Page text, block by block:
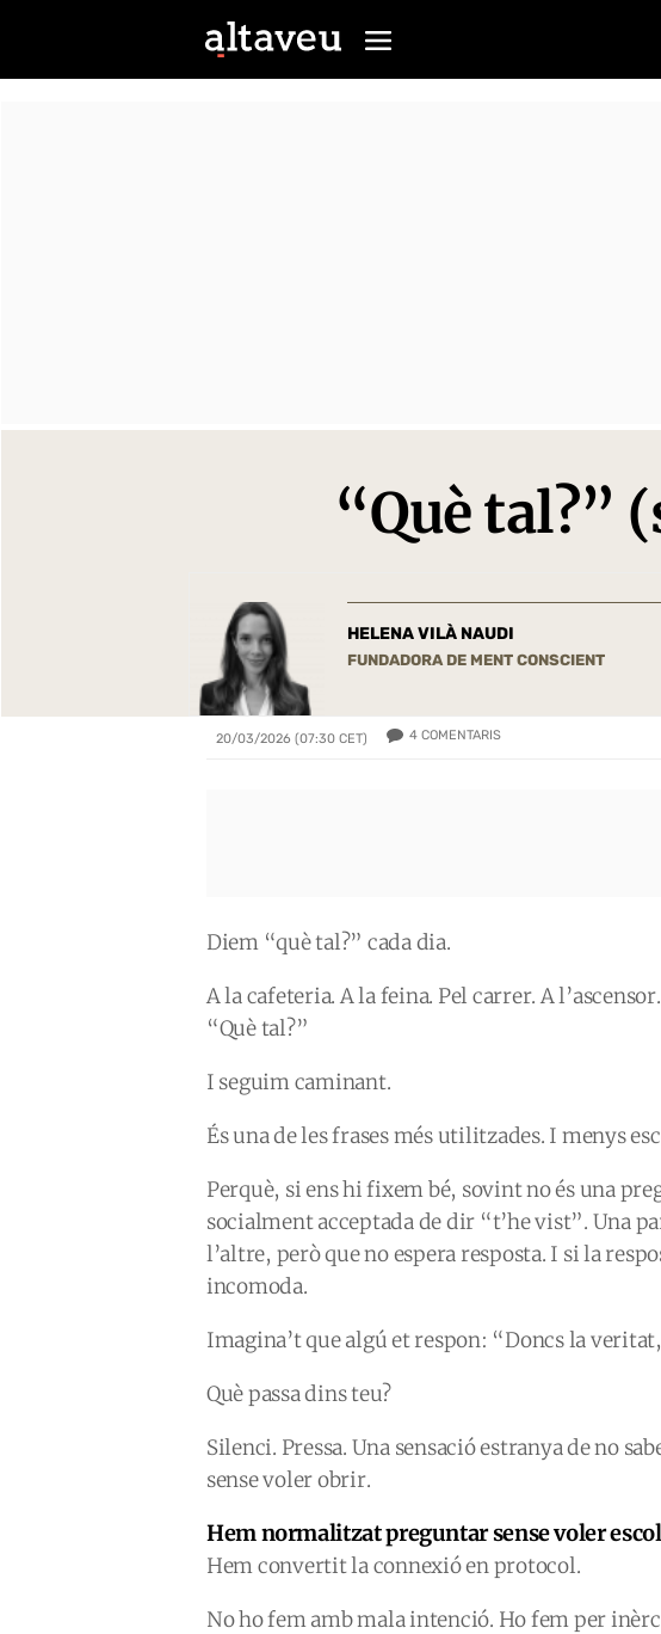
“Què tal?”
HELENA VILÀ NAUDI
FUNDADORA DE MENT CONSCIENT
20/03/2026 (07:30 CET) 4 COMENTARIS
Diem “què tal?” cada dia.
A la cafeteria. A la feina. Pel carrer. A l’ascensor.
“Què tal?”
I seguim caminant.
És una de les frases més utilitzades. I menys
Perquè, si ens hi fixem bé, sovint no és una
socialment acceptada de dir “t’he vist”. Una
l’altre, però que no espera resposta. I si la
incomoda.
Imagina’t que algú et respon: “Doncs la
Què passa dins teu?
Silenci. Pressa. Una sensació estranya de no
sense voler obrir.
Hem normalitzat preguntar sense voler
Hem convertit la connexió en protocol.
No ho fem amb mala intenció. Ho fem per